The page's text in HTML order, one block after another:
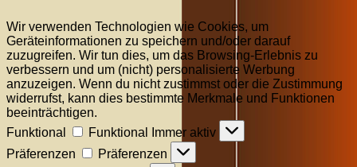
Wir verwenden Technologien wie Cookies, um
Geräteinformationen zu speichern und/oder darauf
zuzugreifen. Wir tun dies, um das Browsing-Erlebnis zu
verbessern und um (nicht) personalisierte Werbung
anzuzeigen. Wenn du nicht zustimmst oder die Zustimmung
widerrufst, kann dies bestimmte Merkmale und Funktionen
beeinträchtigen.
Funktional
Funktional
Immer aktiv
Präferenzen
Präferenzen